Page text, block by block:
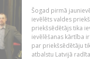
Šogad pirmā
ievēlēts valdes
priekšsēdētājs tika
ievēlēšanas kārtība
par priekšsēdētāju
atbalstu Latvijā